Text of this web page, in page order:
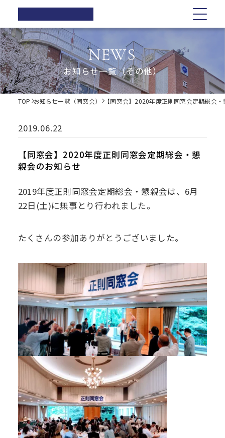
正則高等
学校
学校紹介
正則高等学校の3つの柱
校長ご挨拶
歴史・伝統
制服紹介
教育の特色
正則教育の全体図
学習指導
教科紹介
教育内容
生活指導
PTA
学校生活
年間行事
体育祭
学院祭
学習旅行
入試情報
オープンスクール・学校説明会
募集要項
Web出願について
入試Q&A
在校生の方へ
卒業生の方へ
各種証明書の発行
同窓会
学校紹介
正則高等学校の3つの柱
校長ご挨拶
施設紹介
教育の特色
正則教育の全体図
教育内容
進路指導
生活指導
PTA
後援会
学校生活
学院祭
学習旅行
生徒会・部活動
募集要項
Web出願について
お問い合わせ
在校生の方へ
卒業生の方へ
デジタルパンフレット
資料請求
アクセス
NEWS
お知らせ一覧（その他）
TOP お知らせ一覧（同窓会） 【同窓会】2020年度正則同窓会定期総会
2019.06.22
【同窓会】2020年度正則同窓会定期総会・懇
親会のお知らせ
2019年度正則同窓会定期総会・懇親会は、6月
22日(土)に無事とり行われました。
たくさんの参加ありがとうございました。